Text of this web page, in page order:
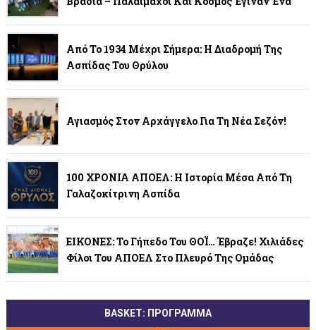
Από Το 1934 Μέχρι Σήμερα: Η Διαδρομή Της
Ασπίδας Του Θρύλου
Αγιασμός Στον Αρχάγγελο Για Τη Νέα Σεζόν!
100 ΧΡΟΝΙΑ ΑΠΟΕΛ: Η Ιστορία Μέσα Από Τη
Γαλαζοκίτρινη Ασπίδα
ΕΙΚΟΝΕΣ: Το Γήπεδο Του ΘΟΪ… Έβραζε! Χιλιάδες
Φίλοι Του ΑΠΟΕΛ Στο Πλευρό Της Ομάδας
BASKET: ΠΡΟΓΡΑΜΜΑ